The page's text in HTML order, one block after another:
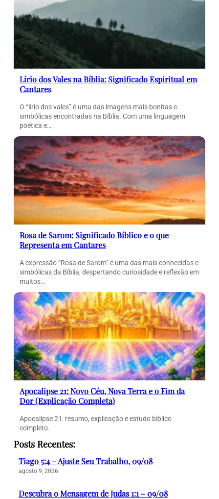
Lírio dos Vales na Bíblia: Significado Espiritual em
Cantares
O “lírio dos vales” é uma das imagens mais bonitas e
simbólicas encontradas na Bíblia. Com uma linguagem
poética e…
Rosa de Sarom: Significado Bíblico e o que
Representa em Cantares
A expressão “Rosa de Sarom” é uma das mais conhecidas e
simbólicas da Bíblia, despertando curiosidade e reflexão em
muitos…
Apocalipse 21: Novo Céu, Nova Terra e o Fim da
Dor (Explicação Completa)
Apocalipse 21: resumo, explicação e estudo bíblico
completo.
Posts Recentes:
Tiago 5:4 – Ajuste Seu Trabalho, 09/08
agosto 9, 2026
Descubra o Mensagem de Judas 1:1 – 09/08